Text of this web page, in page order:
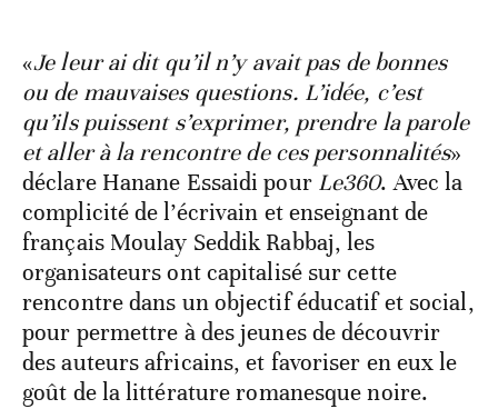
«Je leur ai dit qu’il n’y avait pas de bonnes
ou de mauvaises questions. L’idée, c’est
qu’ils puissent s’exprimer, prendre la parole
et aller à la rencontre de ces personnalités»
déclare Hanane Essaidi pour Le360. Avec la
complicité de l’écrivain et enseignant de
français Moulay Seddik Rabbaj, les
organisateurs ont capitalisé sur cette
rencontre dans un objectif éducatif et social,
pour permettre à des jeunes de découvrir
des auteurs africains, et favoriser en eux le
goût de la littérature romanesque noire.